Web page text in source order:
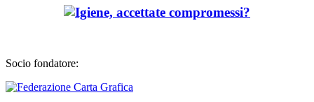
Socio fondatore: